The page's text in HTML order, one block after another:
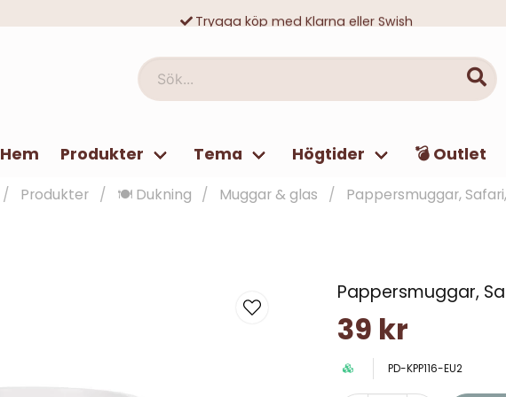
Trygga köp med Klarna eller Swish
Sök...
Hem Produkter Tema Högtider 💣 Outlet
Produkter 🍽️ Dukning Muggar & glas Pappersmuggar,
Pappersmuggar,
39 kr
PD-KPP116-EU2